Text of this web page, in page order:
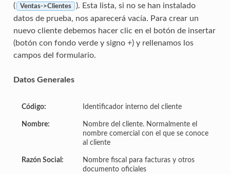
(
Ventas->Clientes
). Esta lista, si no se han instalado
datos de prueba, nos aparecerá vacía. Para crear un
nuevo cliente debemos hacer clic en el botón de insertar
(botón con fondo verde y signo +) y rellenamos los
campos del formulario.
Datos Generales
Código: Identificador interno del cliente
Nombre:
Nombre del cliente. Normalmente el
nombre comercial con el que se conoce
al cliente
Razón Social:
Nombre fiscal para facturas y otros
documento oficiales